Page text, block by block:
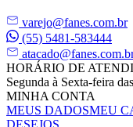
varejo@fanes.com.br
(55) 5481-583444
HORÁRIO DE
Segunda à Sexta-feira
MINHA CONTA
MEUS DADOSMEU
DESEJOS